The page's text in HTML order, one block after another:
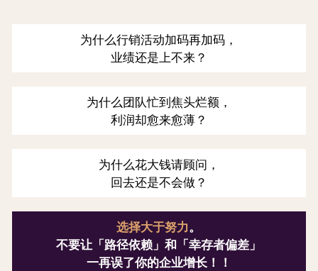
为什么行销活动加码再加码，
业绩还是上不来？
为什么团队忙到焦头烂额，
利润却愈来愈薄？
为什么花大钱请顾问，
回去还是不会做？
选择大于努力。
不要让「路径依赖」和「幸存者偏差」
一再误了你的企业增长！！